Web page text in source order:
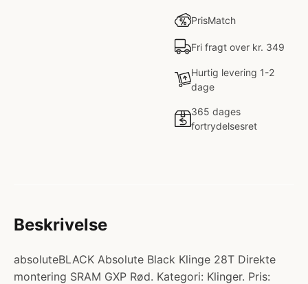
PrisMatch
Fri fragt over kr. 349
Hurtig levering 1-2
dage
365 dages
fortrydelsesret
Beskrivelse
absoluteBLACK Absolute Black Klinge 28T Direkte
montering SRAM GXP Rød. Kategori: Klinger. Pris: